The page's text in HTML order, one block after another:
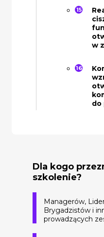
w
do
Dla kogo
szkolenie?
Managerów,
Brygadzistów i
prowadzących